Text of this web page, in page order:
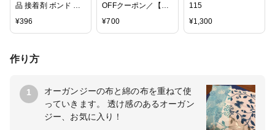
品 接着剤 ボンド 木
工用 速乾 180g ハン
¥396
OFFクーポン／【1
本価格】ハーバリウ
¥700
115
¥1,300
作り方
1
オーガンジーの布と綿の布を重ねて使
っていきます。 透け感のあるオーガン
ジー、お気に入り！